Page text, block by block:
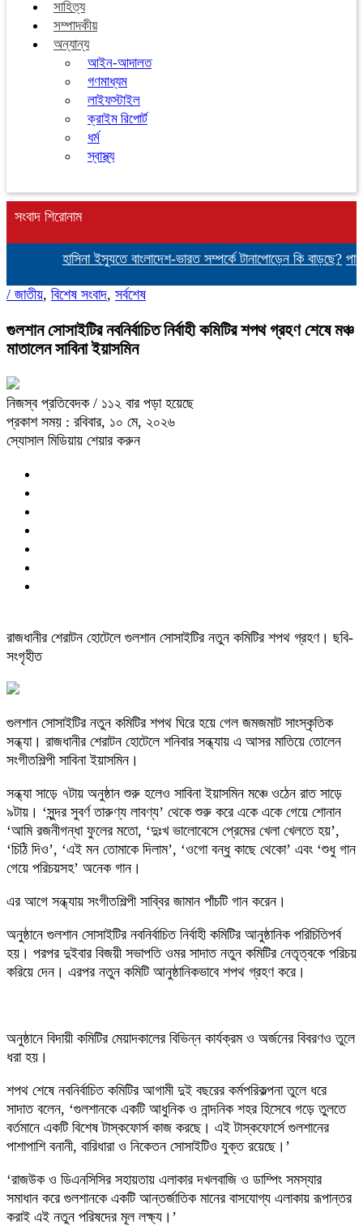
সাহিত্য
সম্পাদকীয়
অন্যান্য
আইন-আদালত
গণমাধ্যম
লাইফস্টাইল
ক্রাইম রিপোর্ট
ধর্ম
স্বাস্থ্য
সংবাদ শিরোনাম
হাসিনা ইস্যুতে বাংলাদেশ-ভারত সম্পর্কে টানাপোড়েন কি বাড়ছে?
/ জাতীয়, বিশেষ সংবাদ, সর্বশেষ
গুলশান সোসাইটির নবনির্বাচিত নির্বাহী কমিটির শপথ গ্রহণ শেষে মঞ্চ
মাতালেন সাবিনা ইয়াসমিন
নিজস্ব প্রতিবেদক / ১১২ বার পড়া হয়েছে
প্রকাশ সময় : রবিবার, ১০ মে, ২০২৬
স্যোসাল মিডিয়ায় শেয়ার করুন
রাজধানীর শেরাটন হোটেলে গুলশান সোসাইটির নতুন কমিটির শপথ গ্রহণ। ছবি-
সংগৃহীত
গুলশান সোসাইটির নতুন কমিটির শপথ ঘিরে হয়ে গেল জমজমাট সাংস্কৃতিক
সন্ধ্যা। রাজধানীর শেরাটন হোটেলে শনিবার সন্ধ্যায় এ আসর মাতিয়ে তোলেন
সংগীতশিল্পী সাবিনা ইয়াসমিন।
সন্ধ্যা সাড়ে ৭টায় অনুষ্ঠান শুরু হলেও সাবিনা ইয়াসমিন মঞ্চে ওঠেন রাত সাড়ে
৯টায়। ‘সুন্দর সুবর্ণ তারুণ্য লাবণ্য’ থেকে শুরু করে একে একে গেয়ে শোনান
‘আমি রজনীগন্ধা ফুলের মতো, ‘দুঃখ ভালোবেসে প্রেমের খেলা খেলতে হয়’,
‘চিঠি দিও’, ‘এই মন তোমাকে দিলাম’, ‘ওগো বন্ধু কাছে থেকো’ এবং ‘শুধু গান
গেয়ে পরিচয়সহ’ অনেক গান।
এর আগে সন্ধ্যায় সংগীতশিল্পী সাব্বির জামান পাঁচটি গান করেন।
অনুষ্ঠানে গুলশান সোসাইটির নবনির্বাচিত নির্বাহী কমিটির আনুষ্ঠানিক পরিচিতিপর্ব
হয়। পরপর দুইবার বিজয়ী সভাপতি ওমর সাদাত নতুন কমিটির নেতৃত্বকে পরিচয়
করিয়ে দেন। এরপর নতুন কমিটি আনুষ্ঠানিকভাবে শপথ গ্রহণ করে।
অনুষ্ঠানে বিদায়ী কমিটির মেয়াদকালের বিভিন্ন কার্যক্রম ও অর্জনের বিবরণও তুলে
ধরা হয়।
শপথ শেষে নবনির্বাচিত কমিটির আগামী দুই বছরের কর্মপরিকল্পনা তুলে ধরে
সাদাত বলেন, ‘গুলশানকে একটি আধুনিক ও নান্দনিক শহর হিসেবে গড়ে তুলতে
বর্তমানে একটি বিশেষ টাস্কফোর্স কাজ করছে। এই টাস্কফোর্সে গুলশানের
পাশাপাশি বনানী, বারিধারা ও নিকেতন সোসাইটিও যুক্ত রয়েছে।’
‘রাজউক ও ডিএনসিসির সহায়তায় এলাকার দখলবাজি ও ডাম্পিং সমস্যার
সমাধান করে গুলশানকে একটি আন্তর্জাতিক মানের বাসযোগ্য এলাকায় রূপান্তর
করাই এই নতুন পরিষদের মূল লক্ষ্য।’